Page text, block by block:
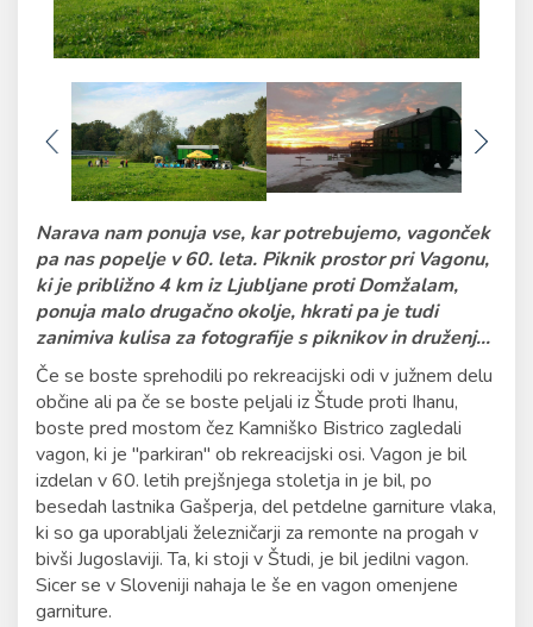
Narava nam ponuja vse, kar potrebujemo, vagonček
pa nas popelje v 60. leta. Piknik prostor pri Vagonu,
ki je približno 4 km iz Ljubljane proti Domžalam,
ponuja malo drugačno okolje, hkrati pa je tudi
zanimiva kulisa za fotografije s piknikov in druženj...
Če se boste sprehodili po rekreacijski odi v južnem delu
občine ali pa če se boste peljali iz Štude proti Ihanu,
boste pred mostom čez Kamniško Bistrico zagledali
vagon, ki je "parkiran" ob rekreacijski osi. Vagon je bil
izdelan v 60. letih prejšnjega stoletja in je bil, po
besedah lastnika Gašperja, del petdelne garniture vlaka,
ki so ga uporabljali železničarji za remonte na progah v
bivši Jugoslaviji. Ta, ki stoji v Študi, je bil jedilni vagon.
Sicer se v Sloveniji nahaja le še en vagon omenjene
garniture.